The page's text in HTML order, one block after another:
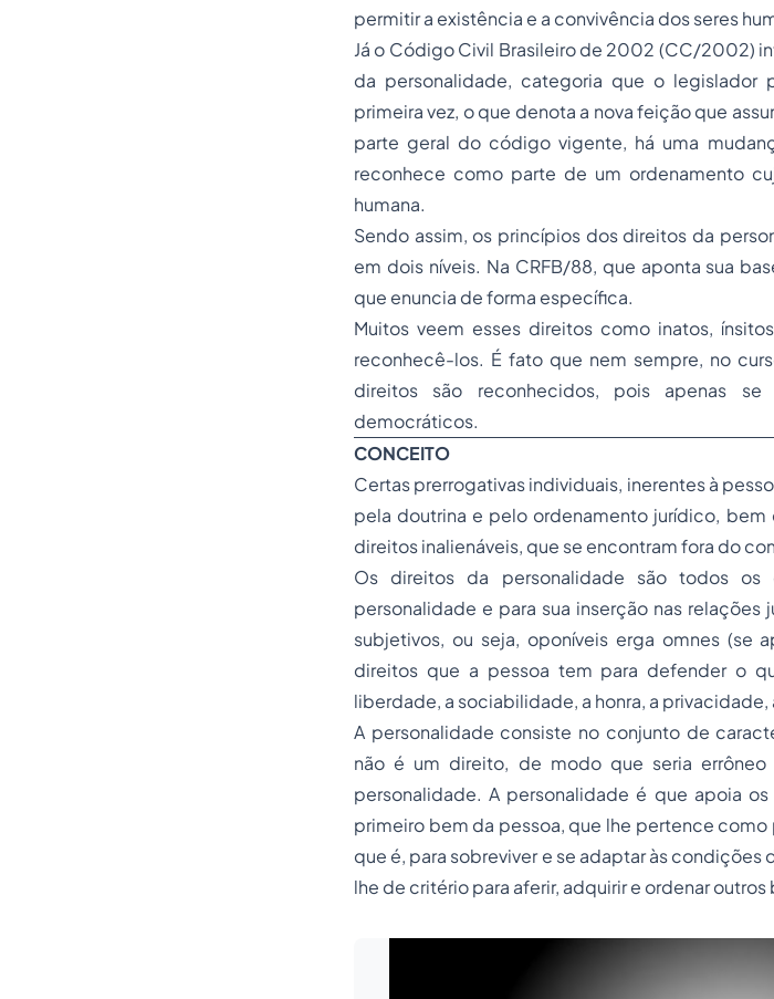
permitir a existência e a convivência dos seres
Já o Código Civil Brasileiro de 2002 (CC/2002)
da personalidade, categoria que o
primeira vez, o que denota a nova feição que
parte geral do código vigente, há uma
reconhece como parte de um ordenamento
humana.
Sendo assim, os princípios dos direitos da
em dois níveis. Na CRFB/88, que aponta sua
que enuncia de forma específica.
Muitos veem esses direitos como inatos,
reconhecê-los. É fato que nem sempre, no
direitos são reconhecidos, pois apenas
democráticos.
CONCEITO
Certas prerrogativas individuais, inerentes à
pela doutrina e pelo ordenamento jurídico,
direitos inalienáveis, que se encontram fora do
Os direitos da personalidade são todos os
personalidade e para sua inserção nas
subjetivos, ou seja, oponíveis erga omnes(se
direitos que a pessoa tem para defender o
liberdade, a sociabilidade, a honra, a privacidade,
A personalidade consiste no conjunto de
não é um direito, de modo que seria
personalidade. A personalidade é que apoia
primeiro bem da pessoa, que lhe pertence
que é, para sobreviver e se adaptar às
lhe de critério para aferir, adquirir e ordenar outros